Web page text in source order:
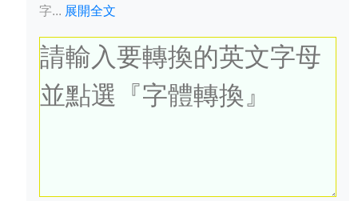
字... 展開全文